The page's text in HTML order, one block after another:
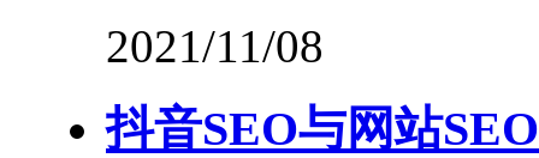
2021/11/08
抖音SEO与网站